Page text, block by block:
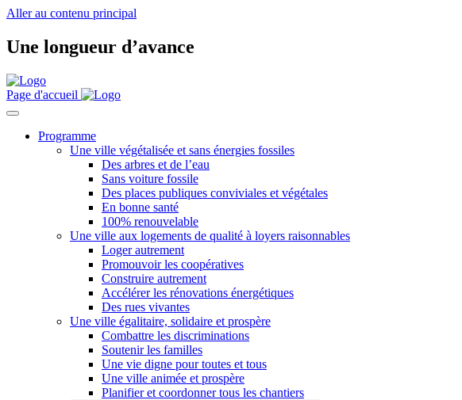
Aller au contenu principal
Une longueur d’avance
Page d'accueil
Programme
Une ville végétalisée et sans énergies fossiles
Des arbres et de l’eau
Sans voiture fossile
Des places publiques conviviales et végétales
En bonne santé
100% renouvelable
Une ville aux logements de qualité à loyers raisonnables
Loger autrement
Promouvoir les coopératives
Construire autrement
Accélérer les rénovations énergétiques
Des rues vivantes
Une ville égalitaire, solidaire et prospère
Combattre les discriminations
Soutenir les familles
Une vie digne pour toutes et tous
Une ville animée et prospère
Planifier et coordonner tous les chantiers